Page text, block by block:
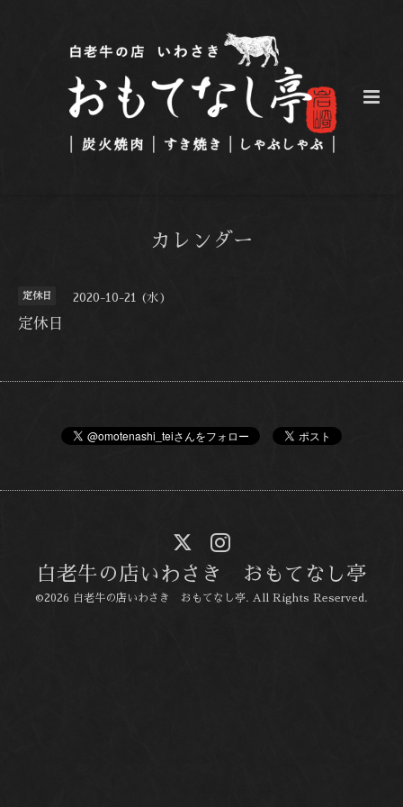
カレンダー
定休日 2020-10-21 (水)
定休日
白老牛の店いわさき おもてなし亭
©2026 白老牛の店いわさき おもてなし亭. All Rights Reserved.